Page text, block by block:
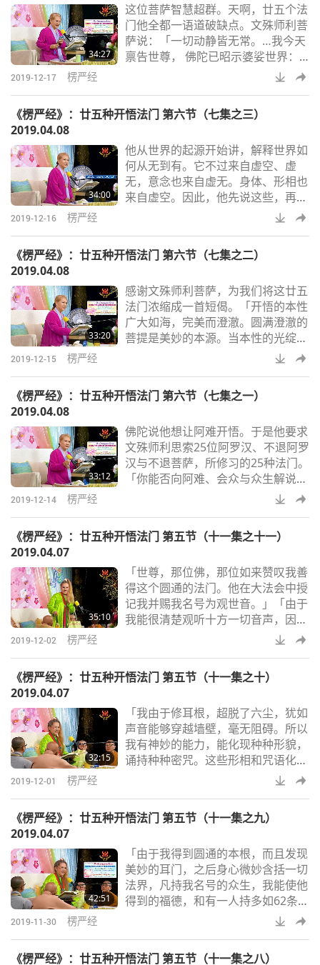
六根就全得到解脱。」因此，利用真
正的耳根，就能让六根全部解脱。我
猜这件事落幕后，佛陀觉得时机成
熟，该传阿难观音法门
34:27
这位菩萨智慧超群。天啊，廿五个法
门他全都一语道破缺点。文殊师利菩
萨说：「一切动静皆无常。…我今天
禀告世尊， 佛陀已昭示婆娑世界：
在这世界的真正教理全然在于听声
音，全然。若想得到三摩地，听内在
禀告如来，关于观世音所说：就像在
时听到十方鼓声。这才是真正的圆
满。」内在（天堂的）音，那不是附
近的音乐声。而是宇宙原本的声音。
振动力。只用耳根而非
2019-12-17 楞严经
《楞严经》：廿五种开悟法门 第六节（七集之三）
2019.04.08
34:00
他从世界的起源开始讲，解释世界如
何从无到有。它不过来自虚空、虚
无，意念也来自虚无。身体、形相也
来自虚空。因此，他先说这些，再分
析各法门的优缺点。以下是他的分
析。「外相和意念结合就变成『灰
清晰的东西，怎么能得到圆满呢？」
或水等，而得到圆通。因此，文殊师
利菩萨说，有形有相的一切，或心智
力量，都是灰尘，是虚幻。不能依赖
这些。靠这些无法完美专
2019-12-16 楞严经
《楞严经》：廿五种开悟法门 第六节（七集之二）
2019.04.08
33:20
感谢文殊师利菩萨，为我们将这廿五
法门浓缩成一首短偈。「开悟的本性
广大如海，完美而澄澈。圆满澄澈的
菩提是美妙的本源。当本性的光绽放
时，便会形成物体，物体产生后，本
性的光就止息。迷惑和虚妄产生了虚
间。意念安定下来，造出原野和大
悟中形成，像海中的一颗气泡。如微
尘般的有漏世界，皆从虚空涌现而
来。虚空就像气泡般，破灭就消失
了。三有就更微不足道！返
2019-12-15 楞严经
《楞严经》：廿五种开悟法门 第六节（七集之一）
2019.04.08
33:12
佛陀说他想让阿难开悟。于是他要求
文殊师利思索25位阿罗汉、不退阿罗
汉与不退菩萨，所修习的25种法门。
「你能否向阿难、会众与众生解说在
我（佛陀）灭度后，我入涅盘之后，
修哪种方便法门最好？」 所有法门
开悟。阿难当时根本还没开悟，他一
边。记得无数佛陀的开示，以及无数
发生于信众和信徒身上的奇迹。能想
像吗？！可见聪明才智或敏锐的记忆
力对开悟毫无帮
2019-12-14 楞严经
《楞严经》：廿五种开悟法门 第五节（十一集之十一）
2019.04.07
35:10
「世尊，那位佛，那位如来赞叹我善
得这个圆通的法门。他在大法会中授
记我并赐我名号为观世音。」「由于
我能很清楚观听十方一切音声，因
此，观世音这个名号遍传十方世
界。」「世尊在狮王宝座上从他的头
方，宝光遍照十方，为多如微尘的如
众人而言，这是前所未有的体验，众
人都得到金刚三昧。」突然间，人人
都静坐且全都入定，完全超脱这个世
界，这都是由于诸佛的宝
2019-12-02 楞严经
《楞严经》：廿五种开悟法门 第五节（十一集之十）
2019.04.07
32:15
「我由于修耳根，超脱了六尘，犹如
声音能够穿越墙壁，毫无阻碍。所以
我有神妙的能力，能化现种种形貌，
诵持种种密咒。这些形相和咒语化解
了众生的恐惧。因此，遍布十方，多
如微尘的国土，都称我为施无畏
耳根法门，得到完美光亮的三摩地。
地，成就菩提。这是第一圆通的法
门。」佛陀说，诸佛皆从音流下凡来
救度众生。所有的佛及开悟的众生，
也都从音流回归本源。所有
2019-12-01 楞严经
《楞严经》：廿五种开悟法门 第五节（十一集之九）
2019.04.07
42:51
「由于我得到圆通的本根，而且发现
美妙的耳门，之后身心微妙含括一切
法界，凡持我名号的众生，我能使他
得到的福德，和有一人持多如62条恒
河的沙数全部的法王子名号，所得到
的福德一样多。」「世尊，」观世音
2019-11-30 楞严经
《楞严经》：廿五种开悟法门 第五节（十一集之八）